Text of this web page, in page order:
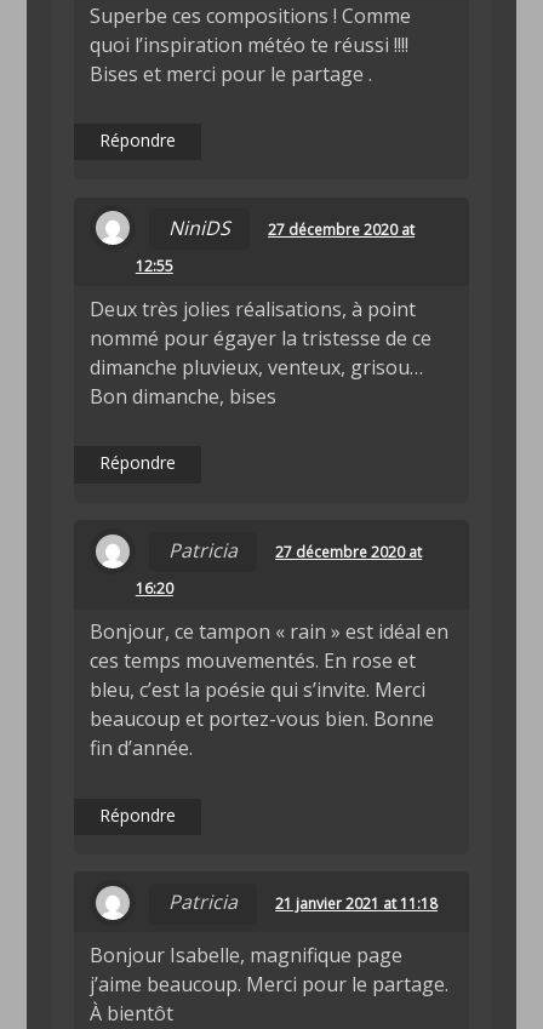
Superbe ces compositions ! Comme
quoi l’inspiration météo te réussi !!!!
Bises et merci pour le partage .
Répondre
NiniDS
27 décembre 2020 at
12:55
Deux très jolies réalisations, à point
nommé pour égayer la tristesse de ce
dimanche pluvieux, venteux, grisou…
Bon dimanche, bises
Répondre
Patricia
27 décembre 2020 at
16:20
Bonjour, ce tampon « rain » est idéal en
ces temps mouvementés. En rose et
bleu, c’est la poésie qui s’invite. Merci
beaucoup et portez-vous bien. Bonne
fin d’année.
Répondre
Patricia 21 janvier 2021 at 11:18
Bonjour Isabelle, magnifique page
j’aime beaucoup. Merci pour le partage.
À bientôt